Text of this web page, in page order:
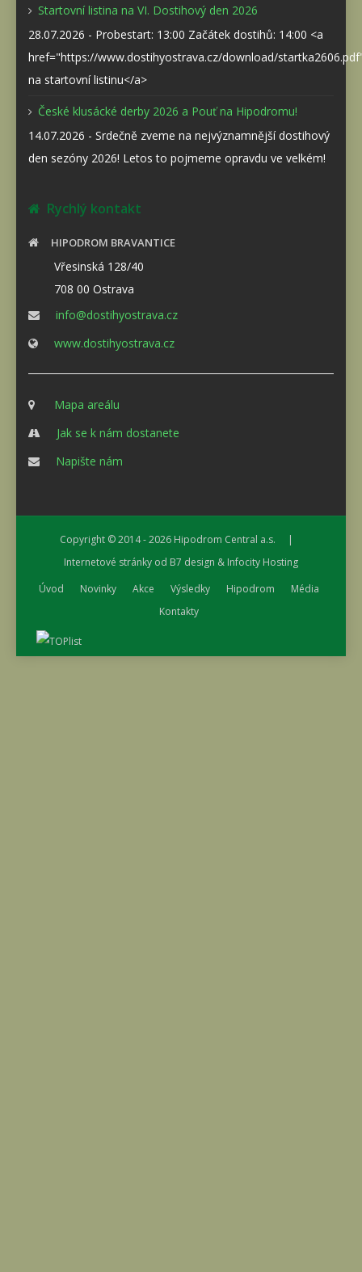
Startovní listina na VI. Dostihový den 2026
28.07.2026 - Probestart: 13:00 Začátek dostihů: 14:00 <a
href="https://www.dostihyostrava.cz/download/
na startovní listinu</a>
České klusácké derby 2026 a Pouť na Hipodromu!
14.07.2026 - Srdečně zveme na nejvýznamnější dostihový
den sezóny 2026! Letos to pojmeme opravdu ve velkém!
Rychlý kontakt
HIPODROM BRAVANTICE
Vřesinská 128/40
708 00 Ostrava
info@dostihyostrava.cz
www.dostihyostrava.cz
Mapa areálu
Jak se k nám dostanete
Napište nám
Copyright © 2014 - 2026 Hipodrom Central a.s. |
Internetové stránky od B7 design & Infocity Hosting
Úvod
Novinky Akce Výsledky Hipodrom
Média
Kontakty